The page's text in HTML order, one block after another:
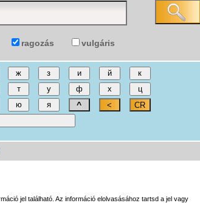
ragozás vulgáris
jel található. Az információ elolvasásához tartsd a jel vagy